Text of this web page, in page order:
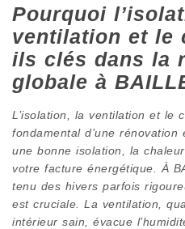
Pourquoi
ventilation et le
ils clés dans la
globale à
L’isolation, la ventilation et le
fondamental d’une
une bonne isolation, la
votre facture énergétique. À
tenu des hivers parfois
est cruciale. La ventilation,
intérieur sain, évacue